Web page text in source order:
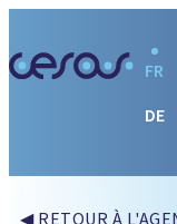
FR
DE
◀ RETOUR À